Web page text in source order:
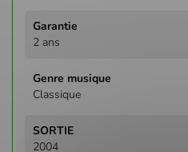
2 ans
Classique
2004